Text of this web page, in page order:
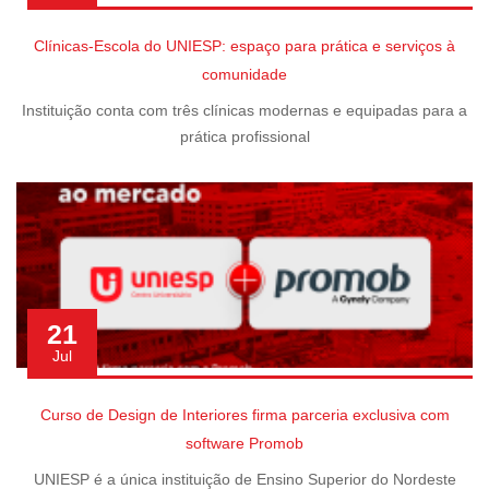
Clínicas-Escola do UNIESP: espaço para prática e serviços à
comunidade
Instituição conta com três clínicas modernas e equipadas para a
prática profissional
21
Jul
Curso de Design de Interiores firma parceria exclusiva com
software Promob
UNIESP é a única instituição de Ensino Superior do Nordeste